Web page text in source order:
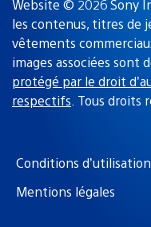
Website © 2026 Sony
les contenus, titres de
vêtements
images associées sont
protégé par le droit
respectifs. Tous droits
Conditions d’utilisation
Mentions légales